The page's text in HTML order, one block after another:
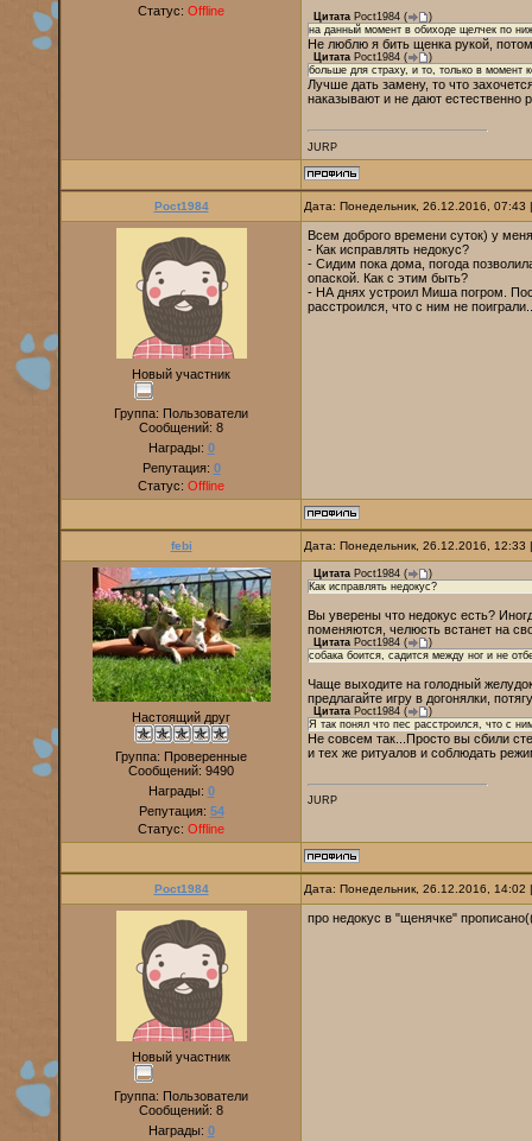
Статус: Offline Цитата Poct1984 (
)
на данный момент в обиходе щелчек по
Не люблю я бить щенка рукой,
Цитата Poct1984 (
)
больше для страху, и то, только в момент
Лучше дать замену, то что
наказывают и не дают естественно
JURP
Poct1984 Дата: Понедельник, 26.12.2016,
Новый участник
Группа: Пользователи
Сообщений: 8
Награды: 0
Репутация: 0
Статус: Offline
Всем доброго времени суток) у
- Как исправлять недокус?
- Сидим пока дома, погода
опаской. Как с этим быть?
- НА днях устроил Миша погром.
расстроился, что с ним не
febi Дата: Понедельник, 26.12.2016,
Настоящий друг
Группа: Проверенные
Сообщений: 9490
Награды: 0
Репутация: 54
Статус: Offline
Цитата Poct1984 (
)
Как исправлять недокус?
Вы уверены что недокус есть?
поменяются, челюсть встанет на
Цитата Poct1984 (
)
собака боится, садится между ног и не
Чаще выходите на голодный
предлагайте игру в догонялки,
Цитата Poct1984 (
)
Я так понял что пес расстроился, что с
Не совсем так...Просто вы сбили
и тех же ритуалов и соблюдать
JURP
Poct1984 Дата: Понедельник, 26.12.2016,
Новый участник
Группа: Пользователи
Сообщений: 8
Награды: 0
про недокус в "щенячке"